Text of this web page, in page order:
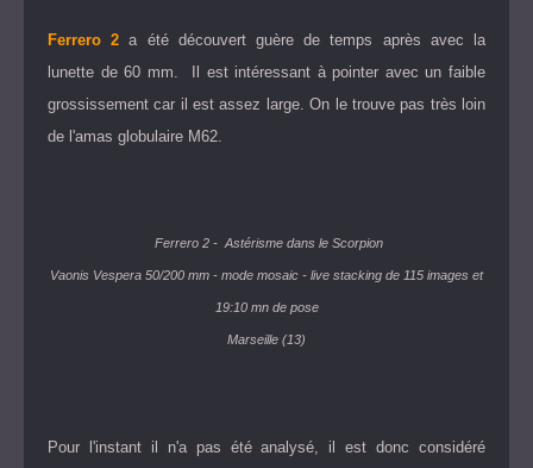
Ferrero 2a été découvert guère de temps après avec la
lunette de 60 mm. Il est intéressant à pointer avec un faible
grossissement car il est assez large. On le trouve pas très loin
de l'amas globulaire M62.
Ferrero 2 - Astérisme dans le Scorpion
Vaonis Vespera 50/200 mm - mode mosaic - live stacking de 115 images et
19:10 mn de pose
Marseille (13)
Pour l'instant il n'a pas été analysé, il est donc considéré